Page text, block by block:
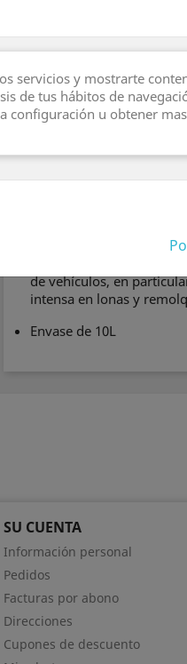
Derecho de devolución
CAR STAR
Limpiador alcalino muy
suciedad de las
Es ideal como agente
de vehículos, en
intensa en lonas y
Envase de 10L
SU CUENTA
Información personal
Pedidos
Facturas por abono
Direcciones
Cupones de descuento
servicios y mostrarte
de tus hábitos de
configuración u obtener